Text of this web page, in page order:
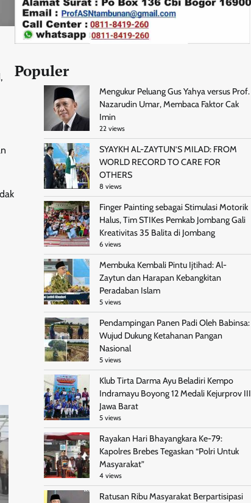
Populer
Mengukur Peluang Gus Yahya versus Prof.
Nazarudin Umar, Membaca Faktor Cak
Imin
22 views
SYAYKH AL-ZAYTUN’S MILAD: FROM
WORLD RECORD TO CARE FOR
OTHERS
8 views
Finger Painting sebagai Stimulasi Motorik
Halus, Tim STIKes Pemkab Jombang Gali
Kreativitas 35 Balita di Jombang
6 views
Membuka Kembali Pintu Ijtihad: Al-
Zaytun dan Harapan Kebangkitan
Peradaban Islam
5 views
Pendampingan Panen Padi Oleh Babinsa:
Wujud Dukung Ketahanan Pangan
Nasional
5 views
Klub Tirta Darma Ayu Beladiri Kempo
Indramayu Boyong 12 Medali Kejurprov III
Jawa Barat
5 views
Rayakan Hari Bhayangkara Ke-79:
Kapolres Brebes Tegaskan “Polri Untuk
Masyarakat”
4 views
Ratusan Ribu Masyarakat Berpartisipasi